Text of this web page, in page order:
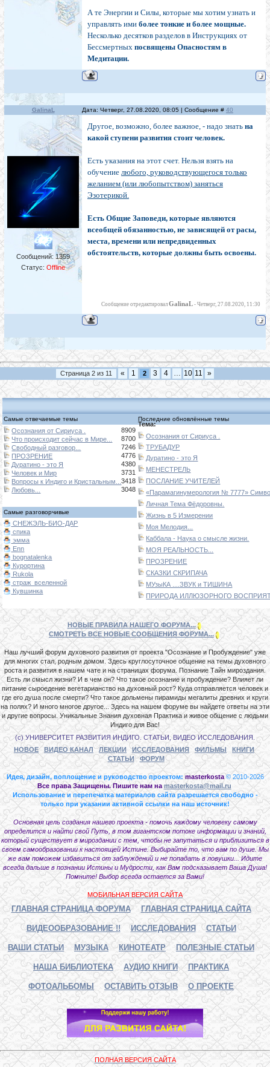
А те Энергии и Силы, которые мы хотим узнать и
управлять ими более тонкие и более мощные.
Несколько десятков разделов в Инструкциях от
Бессмертных посвящены Опасностям в
Медитации.
GalinaL Дата: Четверг, 27.08.2020, 08:05 | Сообщение # 40
Сообщений: 1359
Статус: Offline
Другое, возможно, более важное, - надо знать на
какой ступени развития стоит человек.
Есть указания на этот счет. Нельзя взять на
обучение любого, руководствующегося только
желанием (или любопытством) заняться
Эзотерикой.
Есть Общие Заповеди, которые являются
всеобщей обязанностью, не зависящей от расы,
места, времени или непредвиденных
обстоятельств, которые должны быть освоены.
Сообщение отредактировал GalinaL - Четверг, 27.08.2020, 11:30
Страница 2 из 11 « 1 2 3 4 10 11 »
Самые отвечаемые темы Последние обновлённые темы
Осознания от Сириуса .
8909
Что происходит сейчас в Мире...
8700
Свободный разговор...
7246
ПРОЗРЕНИЕ
4776
Дуратино - это Я
4380
Человек и Мир
3731
Вопросы к Индиго и Кристальным...3418
Любовь...
3048
Тема:
Осознания от Сириуса .
ТРУБАДУР
Дуратино - это Я
МЕНЕСТРЕЛЬ
ПОСЛАНИЕ УЧИТЕЛЕЙ
«Парамагинумерология № 7777»
Личная Тема Фёдоровны.
Жизнь в 5 Измерении
Моя Мелодия...
Каббала - Наука о смысле жизни.
МОЯ РЕАЛЬНОСТЬ...
ПРОЗРЕНИЕ
СКАЗКИ СКРИПАЧА
МУзыКА ....ЗВУК и ТИШИНА
ПРИРОДА ИЛЛЮЗОРНОГО
Самые разговорчивые
СНЕЖЭЛЬ-БИО-ДАР
спика
эмма
Enn
bognatalenka
Курортина
Rukola
страж_вселенной
Кувшинка
НОВЫЕ ПРАВИЛА НАШЕГО ФОРУМА...
СМОТРЕТЬ ВСЕ НОВЫЕ СООБЩЕНИЯ ФОРУМА...
Наш лучший форум духовного развития от проекта "Осознание и Пробуждение" уже
для многих стал, родным домом. Здесь круглосуточное общение на темы духовного
роста и развития в нашем чате и на страницах форума. Познание Тайн мироздания.
Есть ли смысл жизни? И в чем он? Что такое осознание и пробуждение? Влияет ли
питание сыроедение вегетарианство на духовный рост? Куда отправляется человек и
где его душа после смерти? Что такое дольмены пирамиды мегалиты древних и круги
на полях? И много многое другое... Здесь на нашем форуме вы найдете ответы на эти
и другие вопросы. Уникальные Знания духовная Практика и живое общение с людьми
Индиго для Вас!
(с) УНИВЕРСИТЕТ РАЗВИТИЯ ИНДИГО. СТАТЬИ, ВИДЕО ИССЛЕДОВАНИЯ.
НОВОЕ
ВИДЕО КАНАЛ ЛЕКЦИИ ИССЛЕДОВАНИЯ ФИЛЬМЫ
КНИГИ
СТАТЬИ
ФОРУМ
Идея, дизайн, воплощение и руководство проектом: masterkosta © 2010-2026
Все права Защищены. Пишите нам на masterkosta@mail.ru
Использование и перепечатка материалов сайта разрешается свободно -
только при указании активной ссылки на наш источник!
Основная цель создания нашего проекта - помочь каждому человеку самому
определится и найти свой Путь, в том гигантском потоке информации и знаний,
который существует в мироздании с тем, чтобы не запутаться и приблизиться в
своем самообразовании к настоящей Истине. Выбирайте то, что вам по душе. Мы
же вам поможем избавиться от заблуждений и не попадать в ловушки... Идите
всегда дальше в познании Истины и Мудрости, как Вам подсказывает Ваша Душа!
Помните! Выбор всегда остается за Вами!
МОБИЛЬНАЯ ВЕРСИЯ САЙТА
ГЛАВНАЯ СТРАНИЦА ФОРУМА ГЛАВНАЯ СТРАНИЦА САЙТА
ВИДЕООБРАЗОВАНИЕ !! ИССЛЕДОВАНИЯ СТАТЬИ
ВАШИ СТАТЬИ МУЗЫКА КИНОТЕАТР ПОЛЕЗНЫЕ СТАТЬИ
НАША БИБЛИОТЕКА АУДИО КНИГИ ПРАКТИКА
ФОТОАЛЬБОМЫ ОСТАВИТЬ ОТЗЫВ О ПРОЕКТЕ
ПОЛНАЯ ВЕРСИЯ САЙТА